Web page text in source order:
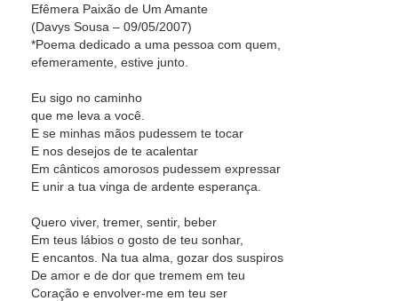
Efêmera Paixão de Um Amante
(Davys Sousa – 09/05/2007)
*Poema dedicado a uma pessoa com quem,
efemeramente, estive junto.
Eu sigo no caminho
que me leva a você.
E se minhas mãos pudessem te tocar
E nos desejos de te acalentar
Em cânticos amorosos pudessem expressar
E unir a tua vinga de ardente esperança.
Quero viver, tremer, sentir, beber
Em teus lábios o gosto de teu sonhar,
E encantos. Na tua alma, gozar dos suspiros
De amor e de dor que tremem em teu
Coração e envolver-me em teu ser